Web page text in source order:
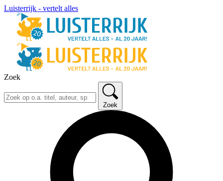
Luisterrijk - vertelt alles
Zoek
Zoek